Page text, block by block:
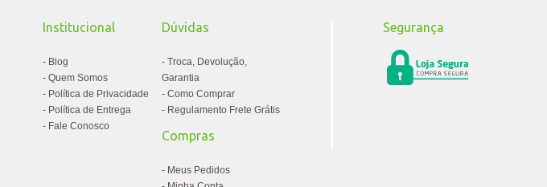
Institucional
Blog
Quem Somos
Política de Privacidade
Política de Entrega
Fale Conosco
Dúvidas
Troca, Devolução,
Garantia
Como Comprar
Regulamento Frete Grátis
Compras
Meus Pedidos
Segurança